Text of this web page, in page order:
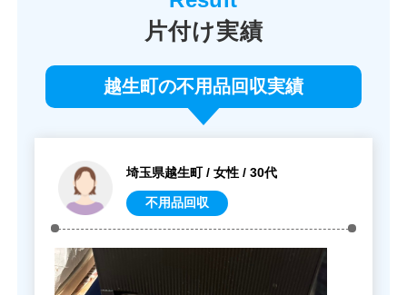
片付け実績
越生町の不用品回収実績
埼玉県越生町 / 女性 / 30代
不用品回収